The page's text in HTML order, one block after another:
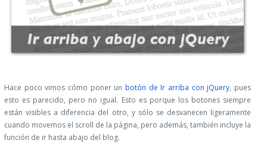
Hace poco vimos cómo poner un botón de Ir arriba con jQuery, pues
esto es parecido, pero no igual. Esto es porque los botones siempre
están visibles a diferencia del otro, y sólo se desvanecen ligeramente
cuando movemos el scroll de la página, pero además, también incluye la
función de ir hasta abajo del blog.